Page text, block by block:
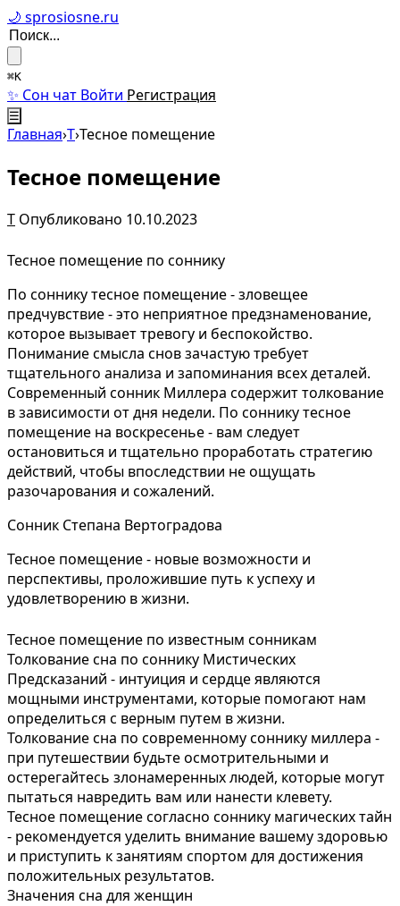
🌙 sprosiosne.ru
⌘K
✨ Сон чат Войти Регистрация
☰
Главная›Т›Тесное помещение
Тесное помещение
Т Опубликовано 10.10.2023
Тесное помещение по соннику
По соннику тесное помещение - зловещее
предчувствие - это неприятное предзнаменование,
которое вызывает тревогу и беспокойство.
Понимание смысла снов зачастую требует
тщательного анализа и запоминания всех деталей.
Современный сонник Миллера содержит толкование
в зависимости от дня недели. По соннику тесное
помещение на воскресенье - вам следует
остановиться и тщательно проработать стратегию
действий, чтобы впоследствии не ощущать
разочарования и сожалений.
Сонник Степана Вертоградова
Тесное помещение - новые возможности и
перспективы, проложившие путь к успеху и
удовлетворению в жизни.
Тесное помещение по известным сонникам
Толкование сна по соннику Мистических
Предсказаний - интуиция и сердце являются
мощными инструментами, которые помогают нам
определиться с верным путем в жизни.
Толкование сна по современному соннику миллера -
при путешествии будьте осмотрительными и
остерегайтесь злонамеренных людей, которые могут
пытаться навредить вам или нанести клевету.
Тесное помещение согласно соннику магических тайн
- рекомендуется уделить внимание вашему здоровью
и приступить к занятиям спортом для достижения
положительных результатов.
Значения сна для женщин